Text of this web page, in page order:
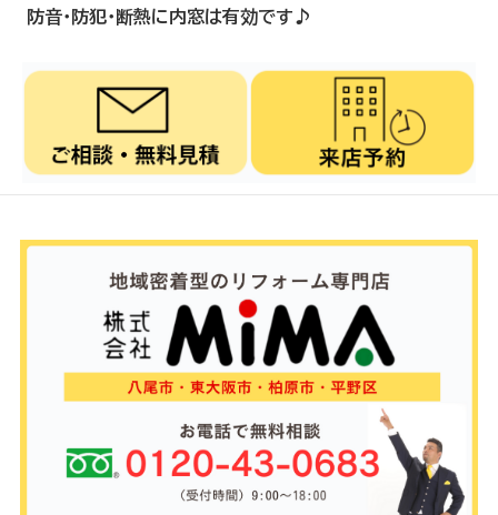
防音・防犯・断熱に内窓は有効です♪